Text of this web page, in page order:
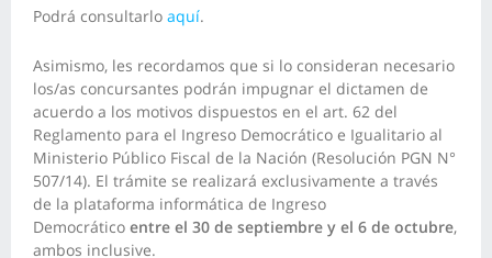
Podrá consultarlo aquí.
Asimismo, les recordamos que si lo consideran necesario
los/as concursantes podrán impugnar el dictamen de
acuerdo a los motivos dispuestos en el art. 62 del
Reglamento para el Ingreso Democrático e Igualitario al
Ministerio Público Fiscal de la Nación (Resolución PGN N°
507/14). El trámite se realizará exclusivamente a través
de la plataforma informática de Ingreso
Democrático entre el 30 de septiembre y el 6 de octubre,
ambos inclusive.